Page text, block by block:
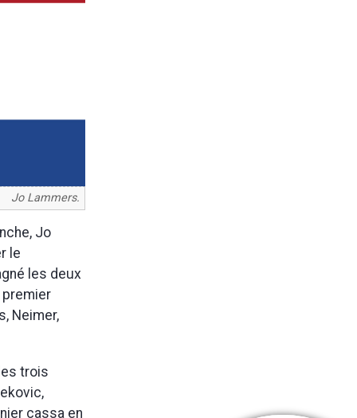
Jo Lammers.
Jo
le
les deux
Neimer,
trois
cassa en